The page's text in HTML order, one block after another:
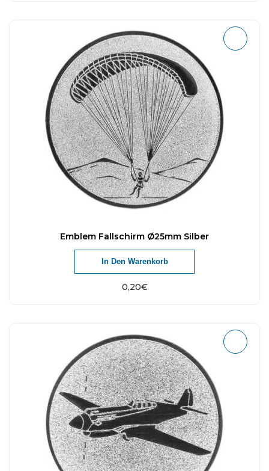
Emblem Fallschirm Ø25mm Silber
0,20€
In Den Warenkorb